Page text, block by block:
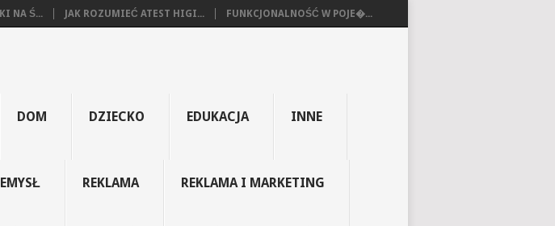
NA Ś... JAK ROZUMIEĆ ATEST HIGI... FUNKCJONALNOŚĆ W POJE�...
DOM DZIECKO EDUKACJA INNE
REKLAMA REKLAMA I MARKETING